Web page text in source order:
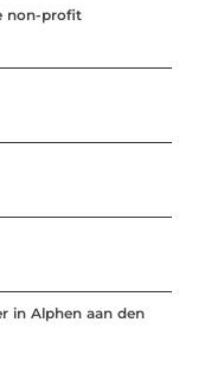
non-profit
in Alphen aan den